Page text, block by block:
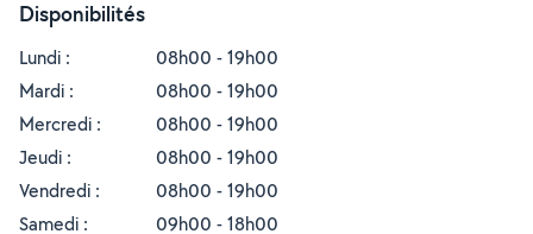
Disponibilités
Lundi :
08h00 - 19h00
Mardi :
08h00 - 19h00
Mercredi :
08h00 - 19h00
Jeudi :
08h00 - 19h00
Vendredi :
08h00 - 19h00
Samedi :
09h00 - 18h00